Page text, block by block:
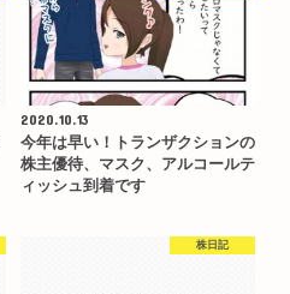
2020.10.13
今年は早い！トランザクションの
株主優待、マスク、アルコールテ
ィッシュ到着です
株日記